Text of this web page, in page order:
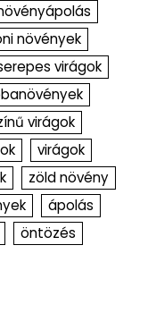
növények
virágok
virágok
virágok
zöld növény
ápolás
öntözés